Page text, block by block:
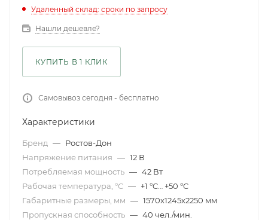
Удаленный склад: сроки по запросу
Нашли дешевле?
КУПИТЬ В 1 КЛИК
Самовывоз сегодня - бесплатно
Характеристики
Бренд — Ростов-Дон
Напряжение питания — 12 В
Потребляемая мощность — 42 Вт
Рабочая температура, °С — +1 °C… +50 °C
Габаритные размеры, мм — 1570x1245x2250 мм
Пропускная способность — 40 чел./мин.